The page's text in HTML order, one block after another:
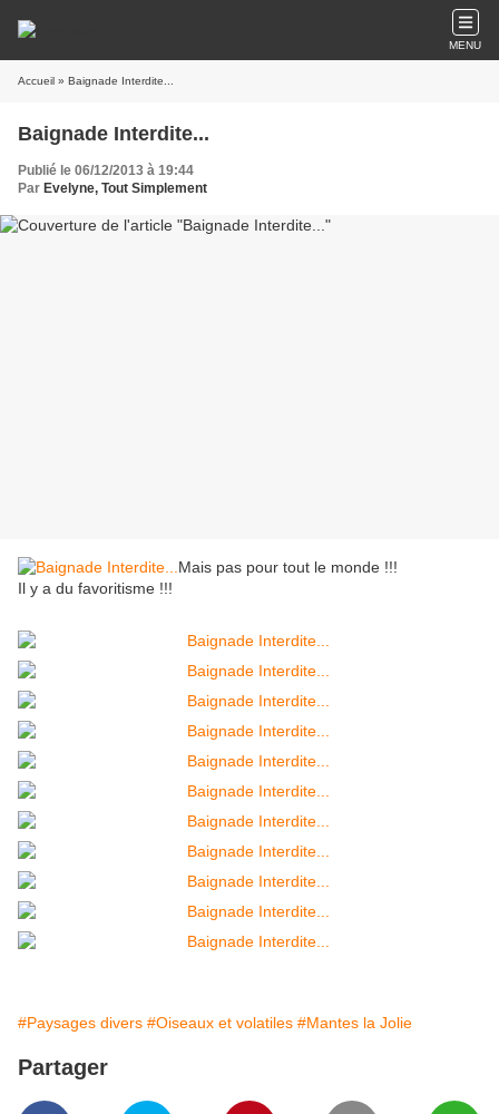
MENU
Accueil » Baignade Interdite...
Baignade Interdite...
Publié le 06/12/2013 à 19:44
Par Evelyne, Tout Simplement
Mais pas pour tout le monde !!!
Il y a du favoritisme !!!
#Paysages divers #Oiseaux et volatiles #Mantes la Jolie
Partager